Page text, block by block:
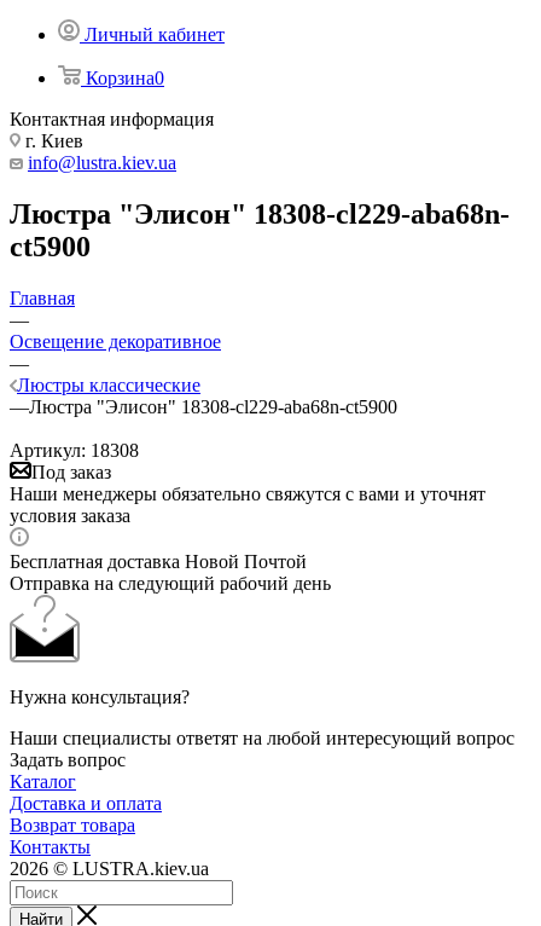
Личный кабинет
Корзина0
Контактная информация
г. Киев
info@lustra.kiev.ua
Люстра "Элисон" 18308-cl229-aba68n-
ct5900
Главная
—
Освещение декоративное
—
Люстры классические
—Люстра "Элисон" 18308-cl229-aba68n-ct5900
Артикул: 18308
Под заказ
Наши менеджеры обязательно свяжутся с вами и уточнят
условия заказа
Бесплатная доставка Новой Почтой
Отправка на следующий рабочий день
Нужна консультация?
Наши специалисты ответят на любой интересующий вопрос
Задать вопрос
Каталог
Доставка и оплата
Возврат товара
Контакты
2026 © LUSTRA.kiev.ua
Найти